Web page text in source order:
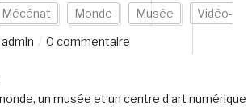
Mécénat Monde Musée Vidéo-
admin 0 commentaire
un musée et un centre d’art numérique